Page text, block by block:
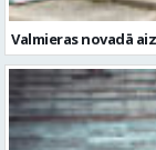
Valmieras novadā